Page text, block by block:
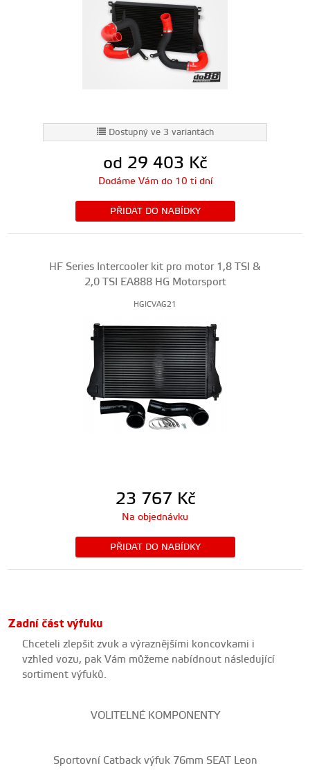
Dostupný ve 3 variantách
od 29 403 Kč
Dodáme Vám do 10 ti dní
PŘIDAT DO NABÍDKY
HF Series Intercooler kit pro motor 1,8 TSI &
2,0 TSI EA888 HG Motorsport
HGICVAG21
23 767 Kč
Na objednávku
PŘIDAT DO NABÍDKY
Zadní část výfuku
Chceteli zlepšit zvuk a výraznějšími koncovkami i
vzhled vozu, pak Vám můžeme nabídnout následující
sortiment výfuků.
VOLITELNÉ KOMPONENTY
Sportovní Catback výfuk 76mm SEAT Leon